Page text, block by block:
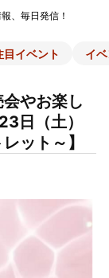
、毎日発信！
目イベント イ
会やお楽し
日（土）
ット～】